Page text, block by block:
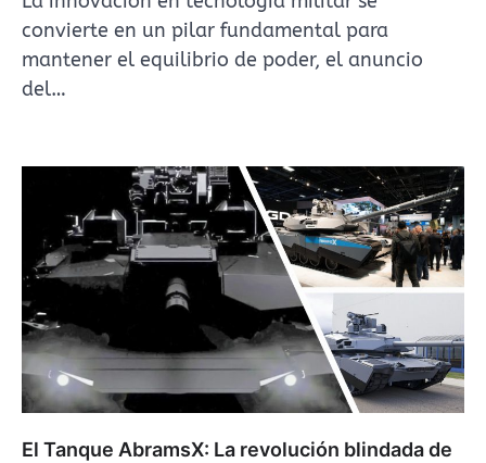
convierte en un pilar fundamental para
mantener el equilibrio de poder, el anuncio
del…
El Tanque AbramsX: La revolución blindada de